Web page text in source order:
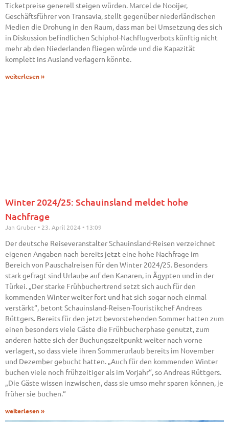
Ticketpreise generell steigen würden. Marcel de Nooijer,
Geschäftsführer von Transavia, stellt gegenüber niederländischen
Medien die Drohung in den Raum, dass man bei Umsetzung des sich
in Diskussion befindlichen Schiphol-Nachflugverbots künftig nicht
mehr ab den Niederlanden fliegen würde und die Kapazität
komplett ins Ausland verlagern könnte.
weiterlesen »
Winter 2024/25: Schauinsland meldet hohe
Nachfrage
Jan Gruber 23. April 2024 13:09
Der deutsche Reiseveranstalter Schauinsland-Reisen verzeichnet
eigenen Angaben nach bereits jetzt eine hohe Nachfrage im
Bereich von Pauschalreisen für den Winter 2024/25. Besonders
stark gefragt sind Urlaube auf den Kanaren, in Ägypten und in der
Türkei. „Der starke Frühbuchertrend setzt sich auch für den
kommenden Winter weiter fort und hat sich sogar noch einmal
verstärkt“, betont Schauinsland-Reisen-Touristikchef Andreas
Rüttgers. Bereits für den jetzt bevorstehenden Sommer hatten zum
einen besonders viele Gäste die Frühbucherphase genutzt, zum
anderen hatte sich der Buchungszeitpunkt weiter nach vorne
verlagert, so dass viele ihren Sommerurlaub bereits im November
und Dezember gebucht hatten. „Auch für den kommenden Winter
buchen viele noch frühzeitiger als im Vorjahr“, so Andreas Rüttgers.
„Die Gäste wissen inzwischen, dass sie umso mehr sparen können, je
früher sie buchen.“
weiterlesen »